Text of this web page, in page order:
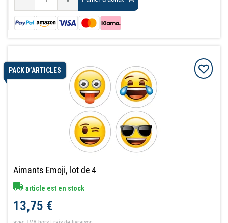
PACK D’ARTICLES
Aimants Emoji, lot de 4
article est en stock
13,75 €